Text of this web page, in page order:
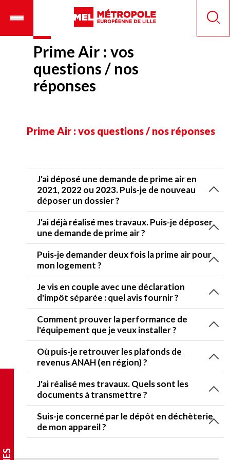
principal
mobile
Prime Air : vos
questions / nos
réponses
Prime Air : vos questions / nos réponses
J'ai déposé une demande de prime air en
2021, 2022 ou 2023. Puis-je de nouveau
déposer un dossier ?
J'ai déjà réalisé mes travaux. Puis-je déposer
une demande de prime air ?
Puis-je demander deux fois la prime air pour
mon logement ?
Je vis en couple avec une déclaration
d'impôt séparée : quel avis fournir ?
Comment prouver la performance de
l'équipement que je veux installer ?
Où puis-je retrouver les plafonds de
revenus ANAH (en région) ?
J'ai réalisé mes travaux. Quels sont les
documents à transmettre ?
Suis-je concerné par le dépôt en déchèterie
de mon appareil ?
Panneau de gestion des cookies